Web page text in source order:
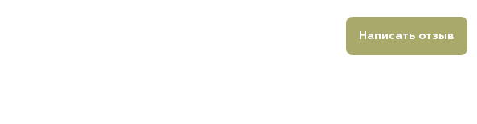
Написать отзыв